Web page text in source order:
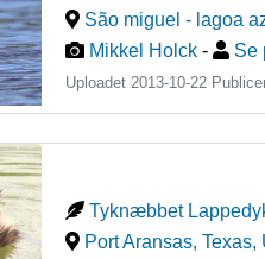
São miguel - lagoa
Mikkel Holck - Se
Uploadet 2013-10-22
Tyknæbbet
Port Aransas, Texas,